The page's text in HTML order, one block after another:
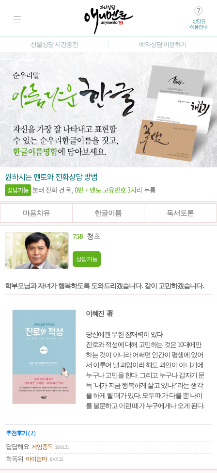
상담권
이용안내
선불상담 시간충전 예약상담 이용하기
원하시는 멘토와 전화상담 방법
상담가능 눌러 전화 건 뒤,0번 + 멘토 고유번호 3자리 누름
마음치유 한글이름 독서토론
758 청초
상담가능
학부모님과 자녀가 행복하도록 도와드리겠습니다. 같이 고민하겠습니다.
이혜진 著
당신에겐 무한 잠재력이 있다
진로와 적성에 대해 고민하는 것은 10대에만
하는 것이 아니라 어쩌면 인간이 평생에 있어
서 이루어 낼 과업이라 해도 과언이 아니기에
누구나 고민을 한다. 그리고 누구나 갑자기 문
득 ‘내가 지금 행복하게 살고 있나?’라는 생각
을 하게 될 때가 있다. 모두 때가 다를 뿐 나이
를 불문하고 이런 때가 누구에게나 오게 된다.
생에 걸쳐서 완성이 되는 인간의 당연한 과업
니라는 것을 모두가 알아줬으면 한다. 이 사람
추천후기 ( 2 )
답답해요 게임중독 20.01.31
학폭위 아이엄마 19.07.22